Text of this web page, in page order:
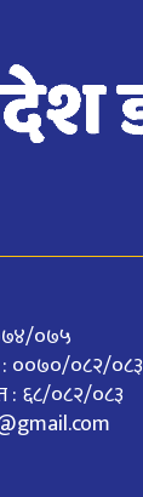
०७५
: ००७०/०८२/०८३
: ६८/०८२/०८३